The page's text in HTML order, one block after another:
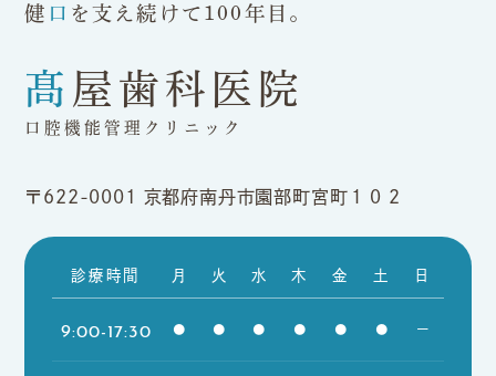
健 口 を支え続けて100年目。
髙屋歯科医院
口腔機能管理クリニック
〒622-0001 京都府南丹市園部町宮町１０２
診療時間 月 火 水 木 金 土 日
9:00-17:30 ● ● ● ● ● ● ー